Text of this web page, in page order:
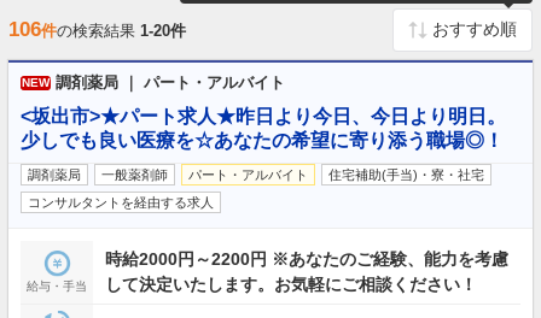
106件の検索結果 1-20件
NEW 調剤薬局 ｜ パート・アルバイト
<坂出市>★パート求人★昨日より今日、今日より明日。
少しでも良い医療を☆あなたの希望に寄り添う職場◎！
調剤薬局 一般薬剤師 パート・アルバイト
住宅補助(手当)・寮・社宅
コンサルタントを経由する求人
給与・手当
時給2000円～2200円 ※あなたのご経験、能力を考慮
して決定いたします。お気軽にご相談ください！